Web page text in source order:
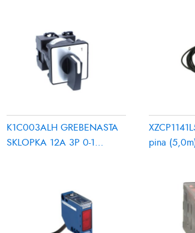
K1C003ALH GREBENASTA
SKLOPKA 12A 3P 0-1
pina